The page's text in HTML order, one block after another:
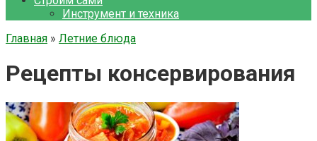
Инструмент и техника
Главная » Летние блюда
Рецепты консервирования